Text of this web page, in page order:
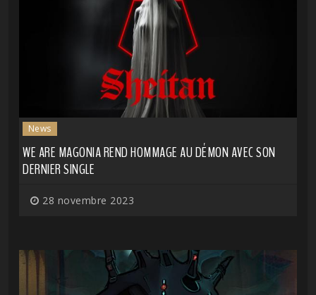
News
WE ARE MAGONIA REND HOMMAGE AU DÉMON AVEC SON
DERNIER SINGLE
28 novembre 2023